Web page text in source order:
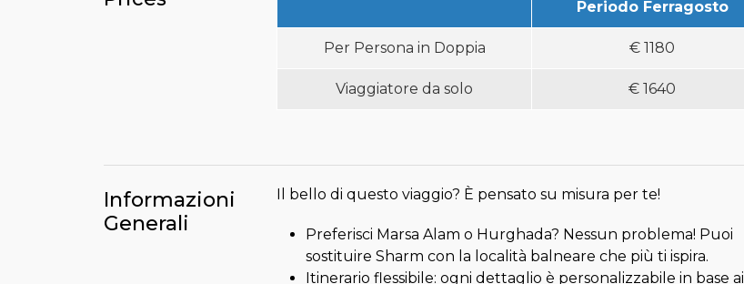
Periodo Ferragosto
Per Persona in Doppia € 1180
Viaggiatore da solo € 1640
Informazioni
Generali
Il bello di questo viaggio? È pensato su misura per te!
Preferisci Marsa Alam o Hurghada? Nessun problema! Puoi
sostituire Sharm con la località balneare che più ti ispira.
Itinerario flessibile: ogni dettaglio è personalizzabile in base ai